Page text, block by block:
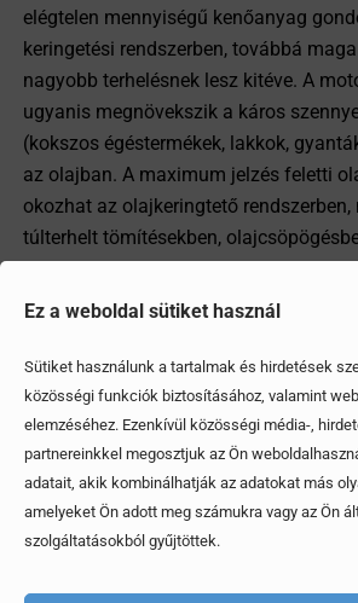
Ez a weboldal sütiket használ
Sütiket használunk a tartalmak és hirdetések
közösségi funkciók biztosításához, valamint
elemzéséhez. Ezenkívül közösségi média-,
partnereinkkel megosztjuk az Ön
adatait, akik kombinálhatják az adatokat más
amelyeket Ön adott meg számukra vagy az Ön
szolgáltatásokból gyűjtöttek.
elégtelen mennyiségű kenőanyag
keringetési rendszerben, továbbá
nagyobb terhelésnek lesz kitéve. A
ugyanis megnövekszik a káros
(kokszos égéstermékek, lakkok,
az olajban. A maximum jelzés feletti
okozhat az olajkeringtető
túlterhelt tömítésekben,
esetleg a megnövekedett motorolaj
manifesztálódik.
Megosztom
Ezek is érdekelhetik